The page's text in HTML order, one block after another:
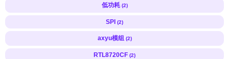
低功耗 (2)
SPI (2)
axyu模组 (2)
RTL8720CF (2)